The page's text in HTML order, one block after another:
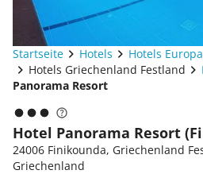
Startseite Hotels Hotels Europa
Hotels Griechenland Festland
Panorama Resort
Hotel Panorama Resort
24006 Finikounda, Griechenland
Griechenland